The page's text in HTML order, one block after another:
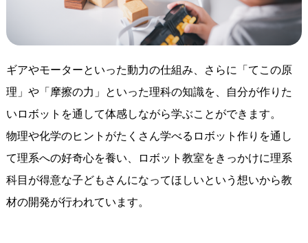
ギアやモーターといった動力の仕組み、さらに「てこの原
理」や「摩擦の力」といった理科の知識を、自分が作りた
いロボットを通して体感しながら学ぶことができます。
物理や化学のヒントがたくさん学べるロボット作りを通し
て理系への好奇心を養い、ロボット教室をきっかけに理系
科目が得意な子どもさんになってほしいという想いから教
材の開発が行われています。